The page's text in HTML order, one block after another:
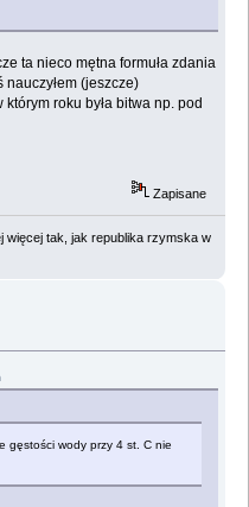
ta nieco mętna formuła zdania
(jeszcze)
roku była bitwa np. pod
Zapisane
więcej tak, jak republika rzymska w
gęstości wody przy 4 st. C nie